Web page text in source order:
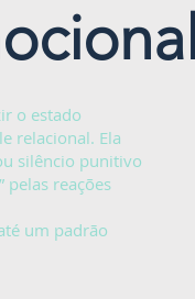
o estado
relacional. Ela
silêncio punitivo
reações
um padrão